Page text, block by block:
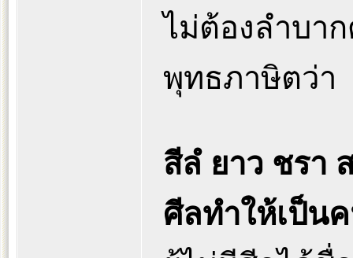
ไม่ต้องลำบา
พุทธภาษิตว่า
สีลํ ยาว ชรา
ศีลทำให้เป็น